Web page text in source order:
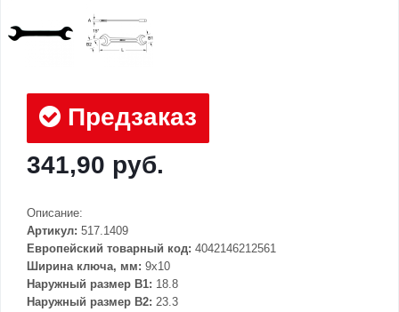
Предзаказ
341,90 руб.
Описание:
Артикул: 517.1409
Европейский товарный код: 4042146212561
Ширина ключа, мм: 9x10
Наружный размер В1: 18.8
Наружный размер В2: 23.3